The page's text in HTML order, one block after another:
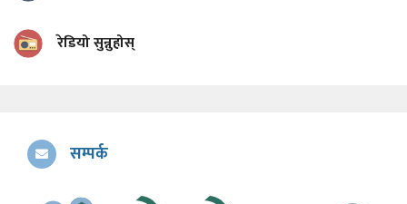
रेडियो सुन्नुहोस्
सम्पर्क